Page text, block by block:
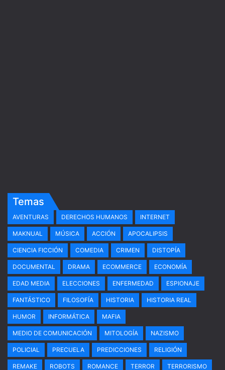
Temas
AVENTURAS DERECHOS HUMANOS INTERNET
MAKNUAL MÚSICA ACCIÓN APOCALIPSIS
CIENCIA FICCIÓN COMEDIA CRIMEN DISTOPÍA
DOCUMENTAL DRAMA ECOMMERCE ECONOMÍA
EDAD MEDIA ELECCIONES ENFERMEDAD ESPIONAJE
FANTÁSTICO FILOSOFÍA HISTORIA HISTORIA REAL
HUMOR INFORMÁTICA MAFIA
MEDIO DE COMUNICACIÓN MITOLOGÍA NAZISMO
POLICIAL PRECUELA PREDICCIONES RELIGIÓN
REMAKE ROBOTS ROMANCE TERROR TERRORISMO